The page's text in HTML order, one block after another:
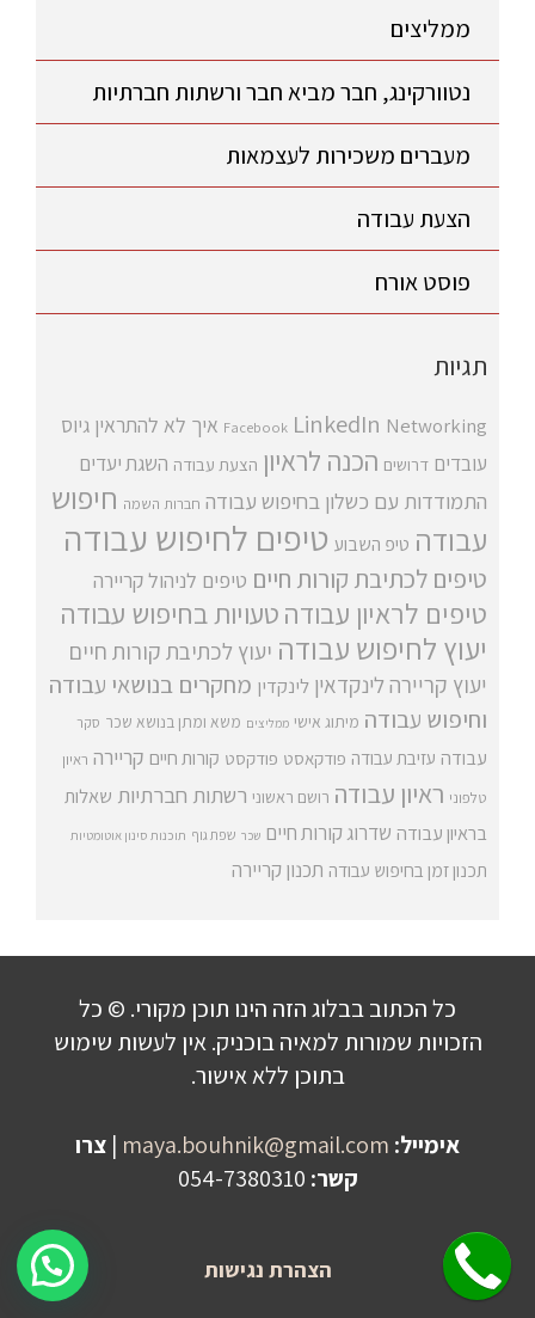
ממליצים
נטוורקינג, חבר מביא חבר ורשתות חברתיות
מעברים משכירות לעצמאות
הצעת עבודה
פוסט אורח
תגיות
Facebook LinkedIn Networking איך לא להתראין גיוס
עובדים דרושים הכנה לראיון הצעת עבודה השגת יעדים
התמודדות עם כשלון בחיפוש עבודה חברות השמה חיפוש
עבודה טיפ השבוע טיפים לחיפוש עבודה
טיפים לכתיבת קורות חיים טיפים לניהול קריירה
טיפים לראיון עבודהטעויות בחיפוש עבודה
יעוץ לחיפוש עבודה יעוץ לכתיבת קורות חיים
יעוץ קריירה לינקדאין לינקדין מחקרים בנושאי עבודה
וחיפוש עבודה מיתוג אישי ממליצים משא ומתן בנושא שכר סקר
עבודה עזיבת עבודה פודקאסט פודקסט קורות חיים קריירה ראיון
טלפוני ראיון עבודה רושם ראשוני רשתות חברתיות שאלות
בראיון עבודה שדרוג קורות חיים שכר שפת גוף תוכנות סינון אוטומטיות
תכנון זמן בחיפוש עבודה תכנון קריירה
כל הכתוב בבלוג הזה הינו תוכן מקורי. © כל
הזכויות שמורות למאיה בוכניק. אין לעשות שימוש
בתוכן ללא אישור.
אימייל: maya.bouhnik@gmail.com
| צרו
קשר:
הצהרת נגישות
שלחו הודעה לקבלת פרטים על היעוץ!